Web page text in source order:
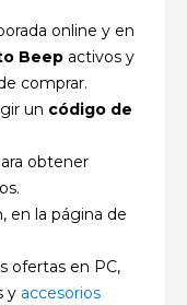
online y en
Beep activos y
comprar.
un código de
obtener
en la página de
ofertas en PC,
y accesorios